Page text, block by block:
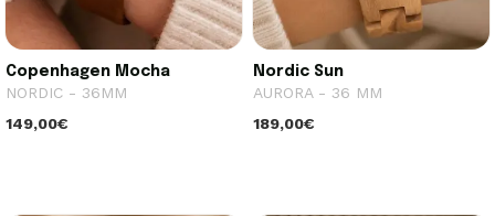
Copenhagen Mocha
NORDIC - 36MM
149,00€
Nordic Sun
AURORA - 36 MM
189,00€